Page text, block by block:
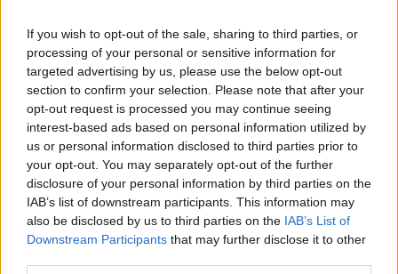
If you wish to opt-out of the sale, sharing to third parties, or
processing of your personal or sensitive information for
targeted advertising by us, please use the below opt-out
section to confirm your selection. Please note that after your
opt-out request is processed you may continue seeing
interest-based ads based on personal information utilized by
us or personal information disclosed to third parties prior to
your opt-out. You may separately opt-out of the further
disclosure of your personal information by third parties on the
IAB’s list of downstream participants. This information may
also be disclosed by us to third parties on the IAB’s List of
Downstream Participants that may further disclose it to other
Nessun biglietto a
FOOTBALLTICKETPAD
BigliettiVIAGOGO COMPRARE
BIGLIETTI
Nessun biglietto a
FOOTBALLTICKETNET
Nessun biglietto a
P1TRAVEL
Nessun biglietto a
CDISCOUNT
Nessun biglietto a
TICKETMASTER